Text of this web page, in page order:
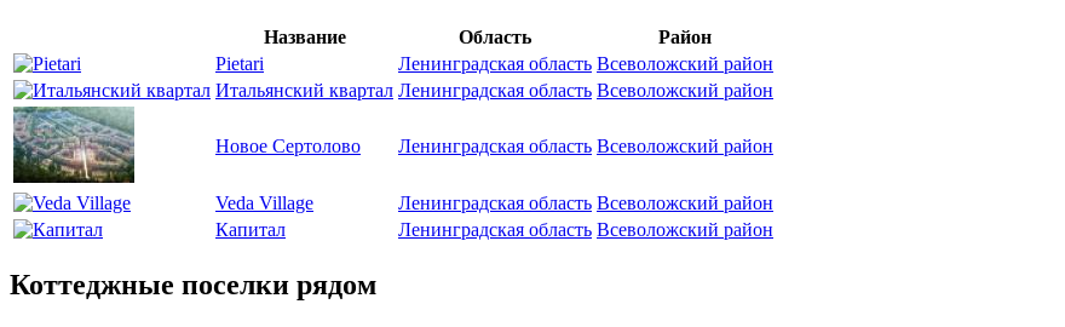
Название Область
Район
Pietari
Ленинградская область Всеволожский район
Итальянский квартал Ленинградская область Всеволожский район
Новое Сертолово Ленинградская область Всеволожский район
Veda Village Ленинградская область Всеволожский район
Капитал
Ленинградская область Всеволожский район
Коттеджные поселки рядом